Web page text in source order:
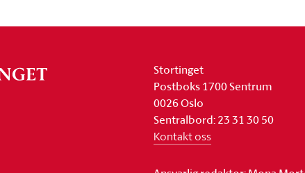
Stortinget
Postboks 1700 Sentrum
0026 Oslo
Sentralbord: 23 31 30 50
Kontakt oss